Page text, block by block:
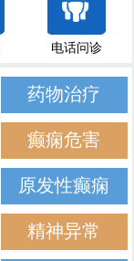
电话问诊
药物治疗
癫痫危害
原发性癫痫
精神异常